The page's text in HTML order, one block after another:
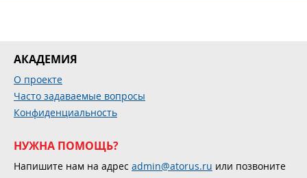
АКАДЕМИЯ
О проекте
Часто задаваемые вопросы
Конфиденциальность
НУЖНА ПОМОЩЬ?
Напишите нам на адрес admin@atorus.ru или позвоните